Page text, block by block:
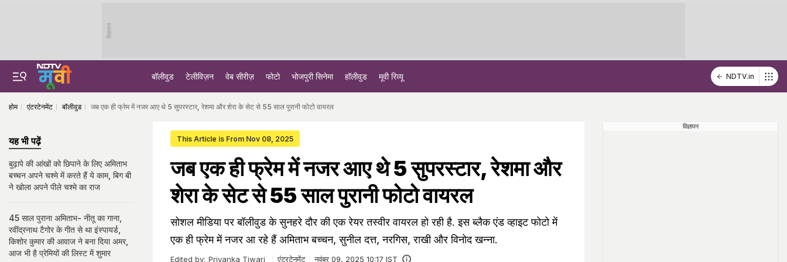
विज्ञापन
बॉलीवुड टेलीविज़न वेब सीरीज़ फोटो भोजपुरी सिनेमा हॉलीवुड मूवी रिव्यू NDTV.in
होम एंटरटेनमेंट बॉलीवुड जब एक ही फ्रेम में नजर आए थे 5 सुपरस्टार, रेशमा और शेरा के सेट से 55 साल पुरानी फोटो वायरल
This Article is From Nov 08, 2025
जब एक ही फ्रेम में नजर आए थे 5 सुपरस्टार, रेशमा और
शेरा के सेट से 55 साल पुरानी फोटो वायरल
सोशल मीडिया पर बॉलीवुड के सुनहरे दौर की एक रेयर तस्वीर वायरल हो रही है. इस ब्लैक एंड व्हाइट फोटो में
एक ही फ्रेम में नजर आ रहे हैं अमिताभ बच्चन, सुनील दत्त, नरगिस, राखी और विनोद खन्ना.
Edited by: Priyanka Tiwari एंटरटेनमेंट नवंबर 09, 2025 10:17 IST
यह भी पढ़ें
बुढ़ापे की आंखों को छिपाने के लिए अमिताभ
बच्चन अपने चश्मे में करते हैं ये काम, बिग बी
ने खोला अपने पीले चश्मे का राज
45 साल पुराना अमिताभ- नीतू का गाना,
रवींद्रनाथ टैगोर के गीत से था इंस्पायर्ड,
किशोर कुमार की आवाज ने बना दिया अमर,
आज भी है प्रेमियों की लिस्ट में शुमार
विज्ञापन